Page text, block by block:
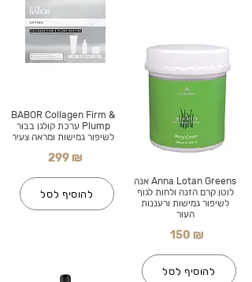
BABOR Collagen Firm &
Plump ערכת קולגן בבור
לשיפור גמישות ומראה צעיר
299 ₪
להוסיף לסל
Anna Lotan Greens אנה
לוטן קרם הזנה ולחות לגוף
לשיפור גמישות ורעננות
העור
150 ₪
להוסיף לסל